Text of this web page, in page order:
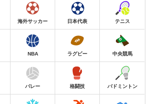
海外サッカー 日本代表 テニス
NBA ラグビー 中央競馬
バレー 格闘技 バドミントン